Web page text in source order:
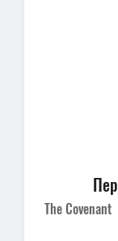
The Covenant